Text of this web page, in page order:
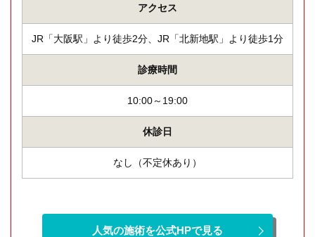
アクセス
JR「大阪駅」より徒歩2分、JR「北新地駅」より徒歩1分
診療時間
10:00～19:00
休診日
なし（不定休あり）
人気の施術を公式HPで見る